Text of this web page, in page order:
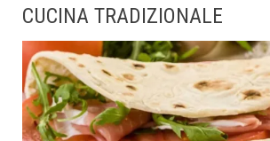
CUCINA TRADIZIONALE